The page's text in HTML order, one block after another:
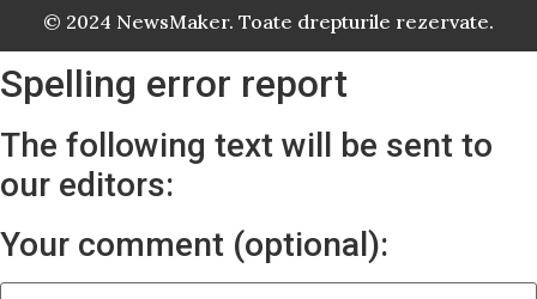
© 2024 NewsMaker. Toate drepturile rezervate.
Spelling error report
The following text will be sent to
our editors:
Your comment (optional):